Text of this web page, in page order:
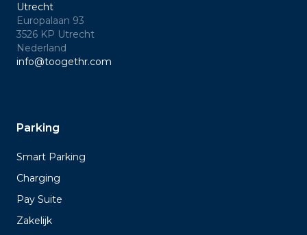
Utrecht
Europalaan 93
3526 KP Utrecht
Nederland
info@toogethr.com
Parking
Smart Parking
Charging
Pay Suite
Zakelijk